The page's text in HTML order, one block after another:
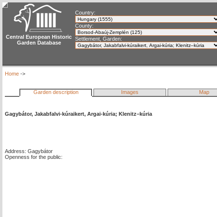
Central European Historic
Garden Database
Country:
County:
Settlement, Garden:
Home ->
Garden description Images Map
Gagybátor, Jakabfalvi-kúraikert, Argai-kúria; Klenitz–kúria
Address: Gagybátor
Openness for the public: